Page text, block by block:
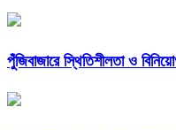
পুঁজিবাজারে স্থিতিশীলতা ও